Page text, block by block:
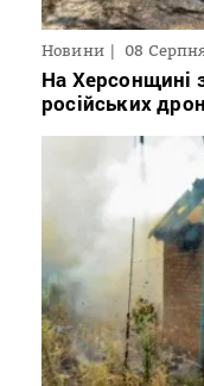
Новини 08
На Херсонщині
російських